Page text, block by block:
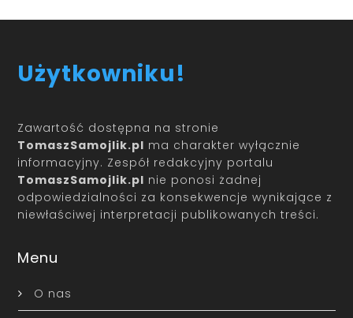
Użytkowniku!
Zawartość dostępna na stronie
TomaszSamojlik.pl ma charakter wyłącznie
informacyjny. Zespół redakcyjny portalu
TomaszSamojlik.pl nie ponosi żadnej
odpowiedzialności za konsekwencje wynikające z
niewłaściwej interpretacji publikowanych treści.
Menu
O nas